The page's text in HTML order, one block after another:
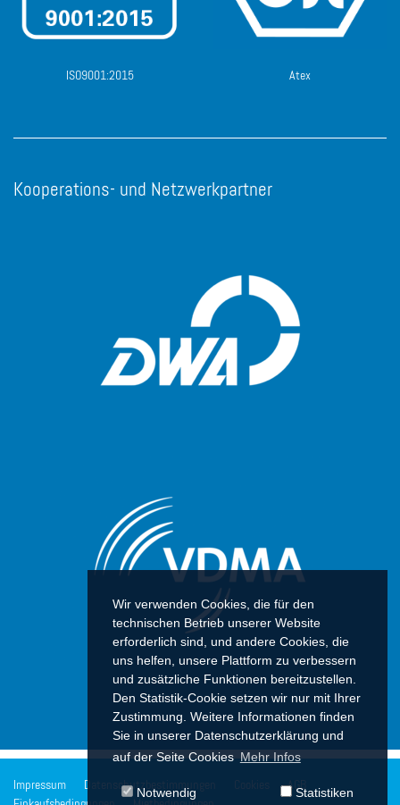
Wir verwenden Cookies, die für den
technischen Betrieb unserer Website
erforderlich sind, und andere Cookies, die
uns helfen, unsere Plattform zu verbessern
und zusätzliche Funktionen bereitzustellen.
Den Statistik-Cookie setzen wir nur mit Ihrer
Zustimmung. Weitere Informationen finden
Sie in unserer Datenschutzerklärung und
auf der Seite CookiesMehr Infos
Notwendig Statistiken
ISO9001:2015 Atex
Kooperations- und Netzwerkpartner
Impressum Datenschutzbestimmungen
AGB